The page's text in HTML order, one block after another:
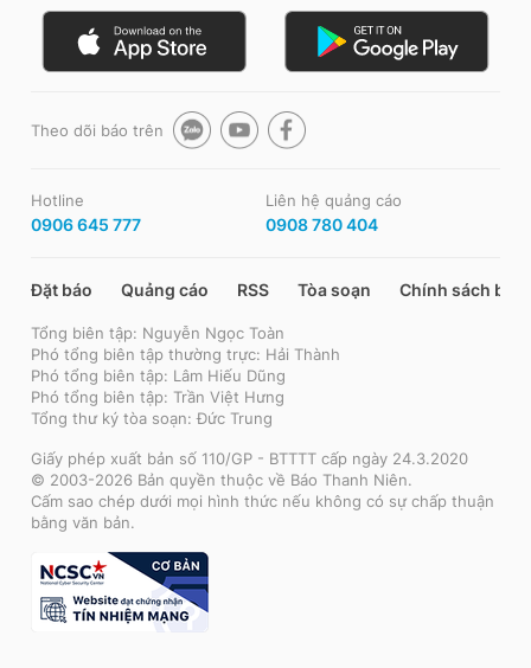
Theo dõi báo trên
Hotline
0906 645 777
Liên hệ quảng cáo
0908 780 404
Đặt báo Quảng cáo RSS Tòa soạn Chính sách bảo
Tổng biên tập: Nguyễn Ngọc Toàn
Phó tổng biên tập thường trực: Hải Thành
Phó tổng biên tập: Lâm Hiếu Dũng
Phó tổng biên tập: Trần Việt Hưng
Tổng thư ký tòa soạn: Đức Trung
Giấy phép xuất bản số 110/GP - BTTTT cấp ngày 24.3.2020
© 2003-2026 Bản quyền thuộc về Báo Thanh Niên.
Cấm sao chép dưới mọi hình thức nếu không có sự chấp thuận
bằng văn bản.